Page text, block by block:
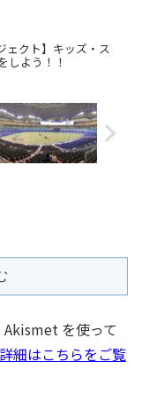
ェクト】キッズ・ス
しよう！！
を使って
細はこちらをご覧